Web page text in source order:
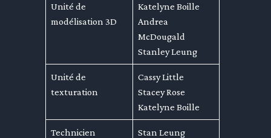
Unité de
modélisation 3D
Katelyne Boille
Andrea
McDougald
Stanley Leung
Unité de
texturation
Cassy Little
Stacey Rose
Katelyne Boille
Technicien
Stan Leung